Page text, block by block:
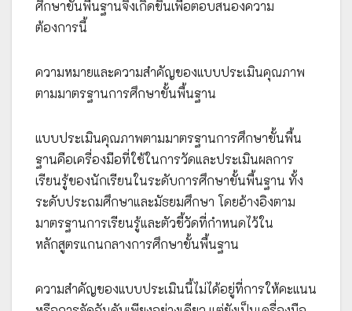
ศึกษาขั้นพื้นฐานจึงเกิดขึ้นเพื่อตอบสนองความ
ต้องการนี้
ความหมายและความสำคัญของแบบประเมินคุณภาพ
ตามมาตรฐานการศึกษาขั้นพื้นฐาน
แบบประเมินคุณภาพตามมาตรฐานการศึกษาขั้นพื้น
ฐานคือเครื่องมือที่ใช้ในการวัดและประเมินผลการ
เรียนรู้ของนักเรียนในระดับการศึกษาขั้นพื้นฐาน ทั้ง
ระดับประถมศึกษาและมัธยมศึกษา โดยอ้างอิงตาม
มาตรฐานการเรียนรู้และตัวชี้วัดที่กำหนดไว้ใน
หลักสูตรแกนกลางการศึกษาขั้นพื้นฐาน
ความสำคัญของแบบประเมินนี้ไม่ได้อยู่ที่การให้คะแนน